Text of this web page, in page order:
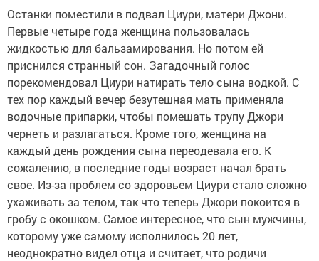
Останки поместили в подвал Циури, матери Джони.
Первые четыре года женщина пользовалась
жидкостью для бальзамирования. Но потом ей
приснился странный сон. Загадочный голос
порекомендовал Циури натирать тело сына водкой. С
тех пор каждый вечер безутешная мать применяла
водочные припарки, чтобы помешать трупу Джори
чернеть и разлагаться. Кроме того, женщина на
каждый день рождения сына переодевала его. К
сожалению, в последние годы возраст начал брать
свое. Из-за проблем со здоровьем Циури стало сложно
ухаживать за телом, так что теперь Джори покоится в
гробу с окошком. Самое интересное, что сын мужчины,
которому уже самому исполнилось 20 лет,
неоднократно видел отца и считает, что родичи